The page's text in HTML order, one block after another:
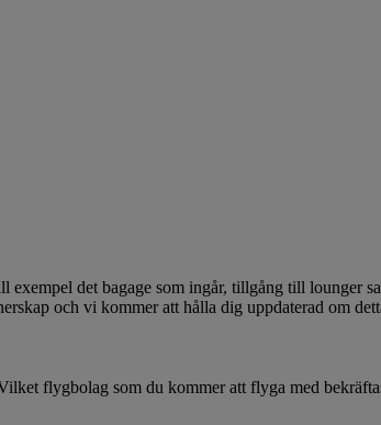
det bagage som ingår, tillgång till lounger
och vi kommer att hålla dig uppdaterad om
flygbolag som du kommer att flyga med